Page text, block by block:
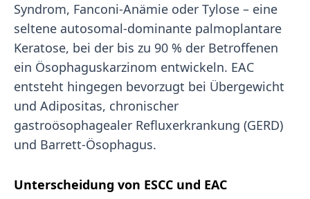
Syndrom, Fanconi-Anämie oder Tylose – eine
seltene autosomal-dominante palmoplantare
Keratose, bei der bis zu 90 % der Betroffenen
ein Ösophaguskarzinom entwickeln. EAC
entsteht hingegen bevorzugt bei Übergewicht
und Adipositas, chronischer
gastroösophagealer Refluxerkrankung (GERD)
und Barrett-Ösophagus.
Unterscheidung von ESCC und EAC